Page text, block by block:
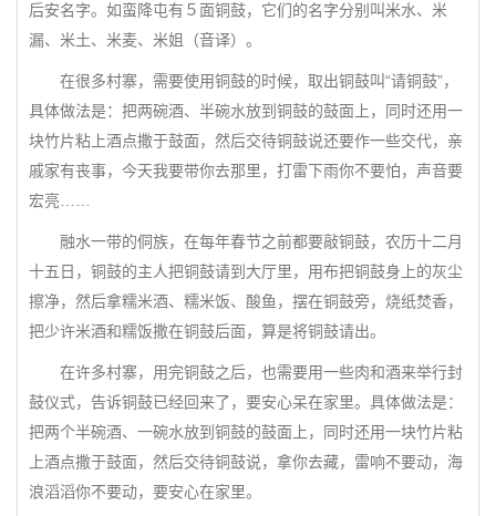
后安名字。如蛮降屯有５面铜鼓，它们的名字分别叫米水、米
漏、米土、米麦、米姐（音译）。
在很多村寨，需要使用铜鼓的时候，取出铜鼓叫“请铜鼓”，
具体做法是：把两碗酒、半碗水放到铜鼓的鼓面上，同时还用一
块竹片粘上酒点撒于鼓面，然后交待铜鼓说还要作一些交代，亲
戚家有丧事，今天我要带你去那里，打雷下雨你不要怕，声音要
宏亮……
融水一带的侗族，在每年春节之前都要敲铜鼓，农历十二月
十五日，铜鼓的主人把铜鼓请到大厅里，用布把铜鼓身上的灰尘
擦净，然后拿糯米酒、糯米饭、酸鱼，摆在铜鼓旁，烧纸焚香，
把少许米酒和糯饭撒在铜鼓后面，算是将铜鼓请出。
在许多村寨，用完铜鼓之后，也需要用一些肉和酒来举行封
鼓仪式，告诉铜鼓已经回来了，要安心呆在家里。具体做法是：
把两个半碗酒、一碗水放到铜鼓的鼓面上，同时还用一块竹片粘
上酒点撒于鼓面，然后交待铜鼓说，拿你去藏，雷响不要动，海
浪滔滔你不要动，要安心在家里。